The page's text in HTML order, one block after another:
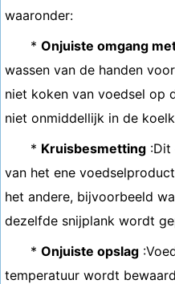
waaronder:
* Onjuiste omgang
wassen van de handen
niet koken van voedsel op
niet onmiddellijk in de
* Kruisbesmetting :Dit
van het ene
het andere, bijvoorbeeld
dezelfde snijplank wordt
* Onjuiste opslag
temperatuur wordt